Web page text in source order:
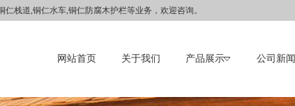
栈道,铜仁水车,铜仁防腐木护栏等业务，欢迎咨询。
网站首页 关于我们 产品展示 公司新闻